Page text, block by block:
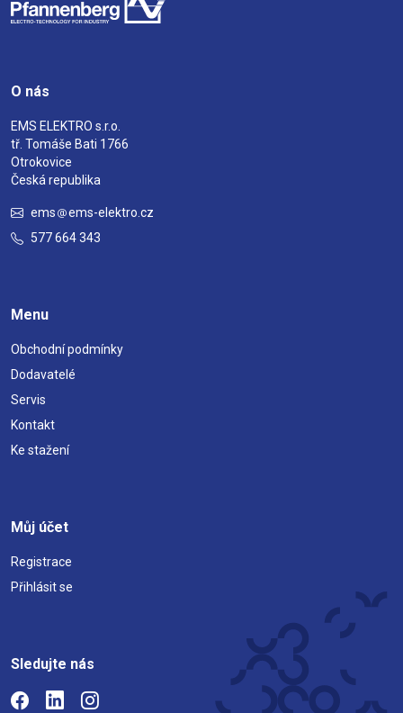
O nás
EMS ELEKTRO s.r.o.
tř. Tomáše Bati 1766
Otrokovice
Česká republika
ems
ems-elektro.cz
577 664 343
Menu
Obchodní podmínky
Dodavatelé
Servis
Kontakt
Ke stažení
Můj účet
Registrace
Přihlásit se
Sledujte nás